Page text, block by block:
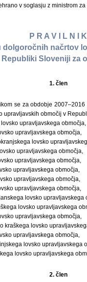
v soglasju z ministrom
P R A V I L N I K
dolgoročnih načrtov
Sloveniji za
1. člen
se za obdobje
upravljavskih območij v
upravljavskega območja,
upravljavskega območja,
lovsko
upravljavskega območja,
upravljavskega območja,
upravljavskega območja,
upravljavskega območja,
upravljavskega območja,
lovsko upravljavskega
lovsko upravljavskega
upravljavskega območja,
kraškega lovsko
upravljavskega območja,
lovsko upravljavskega
lovsko upravljavskega
2. člen